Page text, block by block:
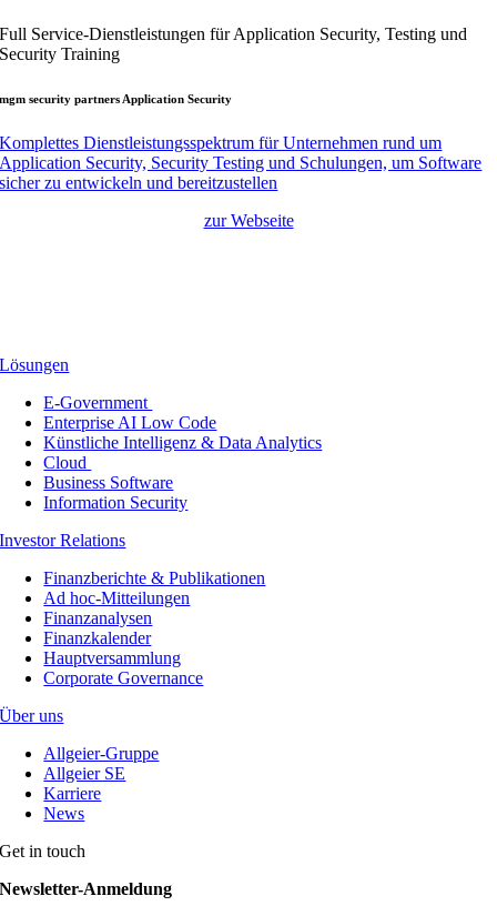
Full Service-Dienstleistungen für Application Security, Testing und
Security Training
mgm security partners Application Security
Komplettes Dienstleistungsspektrum für Unternehmen rund um
Application Security, Security Testing und Schulungen, um Software
sicher zu entwickeln und bereitzustellen
zur Webseite
Lösungen
E-Government
Enterprise AI Low Code
Künstliche Intelligenz & Data Analytics
Cloud
Business Software
Information Security
Investor Relations
Finanzberichte & Publikationen
Ad hoc-Mitteilungen
Finanzanalysen
Finanzkalender
Hauptversammlung
Corporate Governance
Über uns
Allgeier-Gruppe
Allgeier SE
Karriere
News
Get in touch
Newsletter-Anmeldung